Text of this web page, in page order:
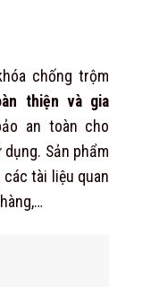
chống trộm
thiện và gia
an toàn cho
Sản phẩm
tài liệu quan